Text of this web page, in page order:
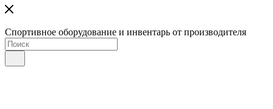
Спортивное оборудование и инвентарь от производителя